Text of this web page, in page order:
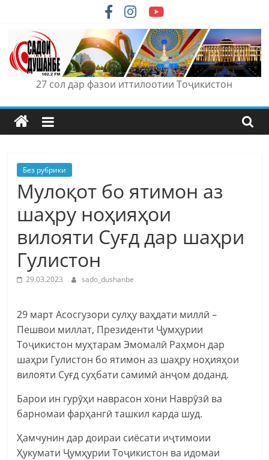
content
27 сол дар фазои иттилоотии Тоҷикистон
Без рубрики
Мулоқот бо ятимон аз
шаҳру ноҳияҳои
вилояти Суғд дар шаҳри
Гулистон
29.03.2023 sado_dushanbe
29 март Асосгузори сулҳу ваҳдати миллӣ –
Пешвои миллат, Президенти Ҷумҳурии
Тоҷикистон муҳтарам Эмомалӣ Раҳмон дар
шаҳри Гулистон бо ятимон аз шаҳру ноҳияҳои
вилояти Суғд суҳбати самимӣ анҷом доданд.
Барои ин гурӯҳи наврасон хони Наврӯзӣ ва
барномаи фарҳангӣ ташкил карда шуд.
Ҳамчунин дар доираи сиёсати иҷтимоии
Ҳукумати Ҷумҳурии Тоҷикистон ва идомаи